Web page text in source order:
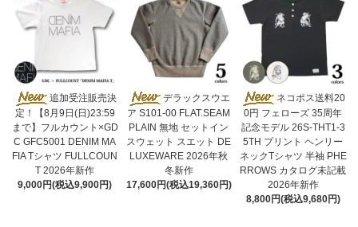
追加受注販売決
定！【8月9日(日)23:59
まで】フルカウント×GD
C GFC5001 DENIM MA
FIA Tシャツ FULLCOUN
T 2026年新作
9,000円(税込9,900円)
デラックスウエ
ア S101-00 FLAT.SEAM
PLAIN 無地 セットイン
スウェット スエット DE
LUXEWARE 2026年秋
冬新作
17,600円(税込19,360円)
ネコポス送料20
0円 フェローズ 35周年
記念モデル 26S-THT1-3
5TH プリント ヘンリー
ネックTシャツ 半袖 PHE
RROWS カタログ未記載
2026年新作
8,800円(税込9,680円)